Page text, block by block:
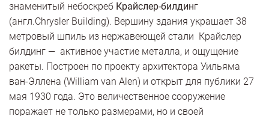
знаменитый небоскреб Крайслер-билдинг
(англ.Chrysler Building). Вершину здания украшает 38
метровый шпиль из нержавеющей стали Крайслер
билдинг — активное участие металла, и ощущение
ракеты. Построен по проекту архитектора Уильяма
ван-Эллена (William van Alen) и открыт для публики 27
мая 1930 года. Это величественное сооружение
поражает не только размерами, но и своей